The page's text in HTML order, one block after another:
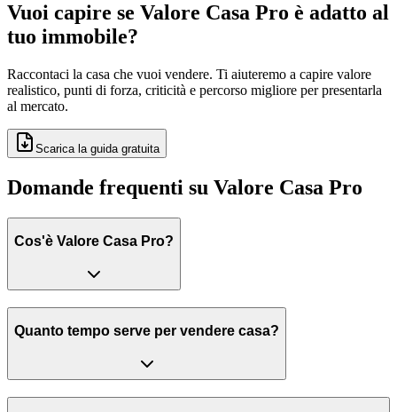
Vuoi capire se Valore Casa Pro è adatto al
tuo immobile?
Raccontaci la casa che vuoi vendere. Ti aiuteremo a capire valore
realistico, punti di forza, criticità e percorso migliore per presentarla
al mercato.
Scarica la guida gratuita
Domande frequenti su Valore Casa Pro
Cos'è Valore Casa Pro?
Quanto tempo serve per vendere casa?